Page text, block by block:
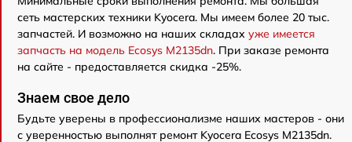
сеть мастерских техники Kyocera. Мы имеем более 20 тыс.
запчастей. И возможно на наших складах уже имеется
запчасть на модель Ecosys M2135dn. При заказе ремонта
на сайте - предоставляется скидка -25%.
Знаем свое дело
Будьте уверены в профессионализме наших мастеров - они
с уверенностью выполнят ремонт Kyocera Ecosys M2135dn.